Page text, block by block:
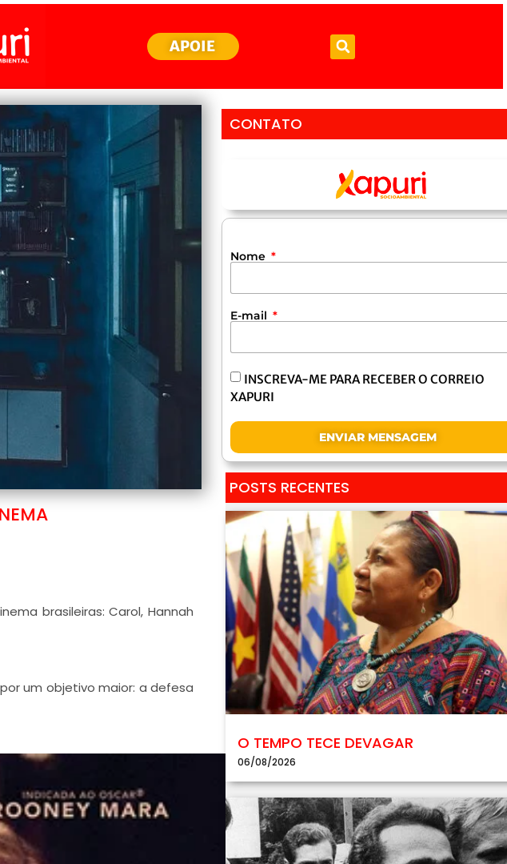
APOIE
brasileiras: Carol, Hannah
um objetivo maior: a defesa
CONTATO
Nome
E-mail
INSCREVA-ME PARA RECEBER O CORREIO
XAPURI
ENVIAR MENSAGEM
POSTS RECENTES
O TEMPO TECE DEVAGAR
06/08/2026